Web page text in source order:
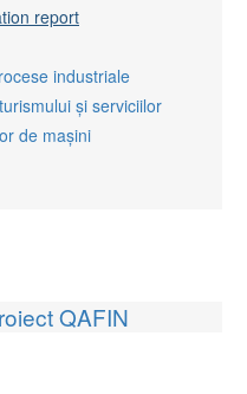
report
industriale
și serviciilor
de mașini
QAFIN